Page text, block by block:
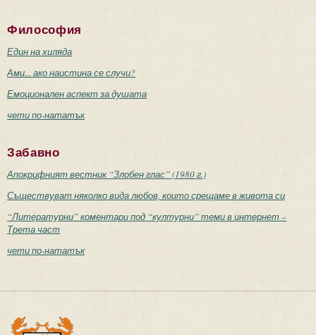
Философия
Един на хиляда
Ами... ако наистина се случи?
Емоционален аспект за душата
чети по-нататък
Забавно
Апокрифният вестник “Злобен глас” (1980 г.)
Съществуват няколко вида любов, които срещаме в живота си
“Литературни” коментари под “културни” теми в интернет –
Трета част
чети по-нататък